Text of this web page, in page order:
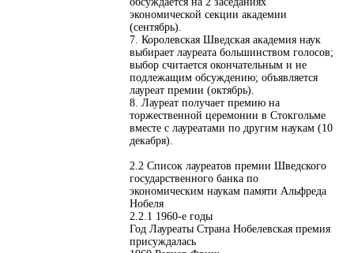
экономической секции академии
(сентябрь).
7. Королевская Шведская академия наук
выбирает лауреата большинством голосов;
выбор считается окончательным и не
подлежащим обсуждению; объявляется
лауреат премии (октябрь).
8. Лауреат получает премию на
торжественной церемонии в Стокгольме
вместе с лауреатами по другим наукам (10
декабря).
2.2 Список лауреатов премии Шведского
государственного банка по
экономическим наукам памяти Альфреда
Нобеля
2.2.1 1960-е годы
Год Лауреаты Страна Нобелевская премия
присуждалась